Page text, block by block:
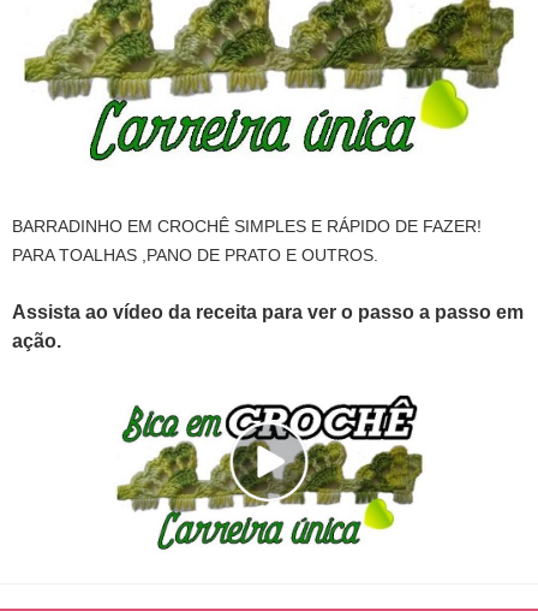
BARRADINHO EM CROCHÊ SIMPLES E RÁPIDO DE FAZER!
PARA TOALHAS ,PANO DE PRATO E OUTROS.
Assista ao vídeo da receita para ver o passo a passo em
ação.